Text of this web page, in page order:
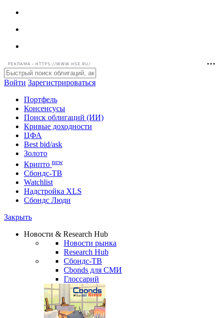
РЕКЛАМА • HTTPS://WWW.HSE.RU/
Войти Зарегистрироваться
Портфель
Консенсусы
Поиск облигаций (ИИ)
Кривые доходности
ЦФА
Best bid/ask
Золото
Крипто new
Watchlist
Сбондс Люди
Новости & Research Hub
Новости рынка
Research Hub
Сбондс-ТВ
Cbonds для СМИ
Глоссарий